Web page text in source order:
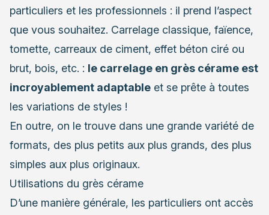
particuliers et les professionnels : il prend l’aspect
que vous souhaitez. Carrelage classique, faïence,
tomette, carreaux de ciment, effet béton ciré ou
brut, bois, etc. : le carrelage en grès cérame est
incroyablement adaptable et se prête à toutes
les variations de styles !
En outre, on le trouve dans une grande variété de
formats, des plus petits aux plus grands, des plus
simples aux plus originaux.
Utilisations du grès cérame
D’une manière générale, les particuliers ont accès